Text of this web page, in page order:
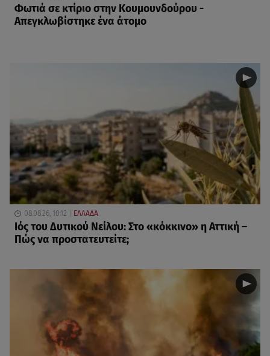
Φωτιά σε κτίριο στην Κουμουνδούρου -
Απεγκλωβίστηκε ένα άτομο
08.08.26, 10:12 ΕΛΛΑΔΑ
Ιός του Δυτικού Νείλου: Στο «κόκκινο» η Αττική –
Πώς να προστατευτείτε;